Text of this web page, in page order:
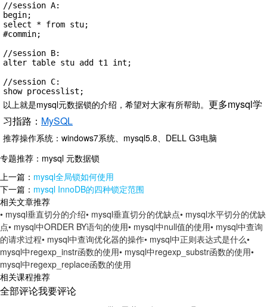
//session A:
begin;
select * from stu;
#commin;
//session B:
alter table stu add t1 int;
//session C:
show processlist;
以上就是mysql元数据锁的介绍，希望对大家有所帮助。 更多mysql学
习指路： MySQL
推荐操作系统：windows7系统、mysql5.8、DELL G3电脑
专题推荐： mysql 元数据锁
上一篇： mysql全局锁如何使用
下一篇： mysql InnoDB的四种锁定范围
相关文章推荐
• mysql垂直切分的介绍• mysql垂直切分的优缺点• mysql水平切分的优缺
点• mysql中ORDER BY语句的使用• mysql中null值的使用• mysql中查询
的请求过程• mysql中查询优化器的操作• mysql中正则表达式是什么•
mysql中regexp_instr函数的使用• mysql中regexp_substr函数的使用•
mysql中regexp_replace函数的使用
相关课程推荐
全部评论我要评论